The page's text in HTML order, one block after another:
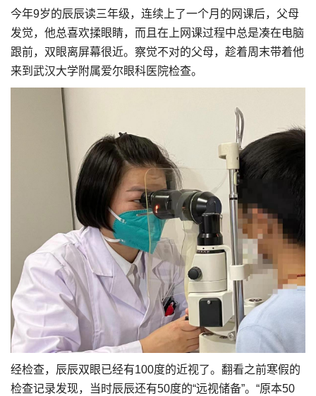
今年9岁的辰辰读三年级，连续上了一个月的网课后，父母
发觉，他总喜欢揉眼睛，而且在上网课过程中总是凑在电脑
跟前，双眼离屏幕很近。察觉不对的父母，趁着周末带着他
来到武汉大学附属爱尔眼科医院检查。
经检查，辰辰双眼已经有100度的近视了。翻看之前寒假的
检查记录发现，当时辰辰还有50度的“远视储备”。“原本50